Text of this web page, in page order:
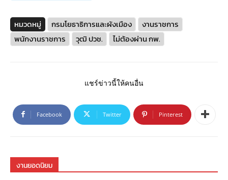
หมวดหมู่ กรมโยธาธิการและผังเมือง
งานราชการ
พนักงานราชการ
วุฒิ ปวช. ไม่ต้องผ่าน กพ.
แชร์ข่าวนี้ให้คนอื่น
Facebook Twitter Pinterest
งานยอดนิยม